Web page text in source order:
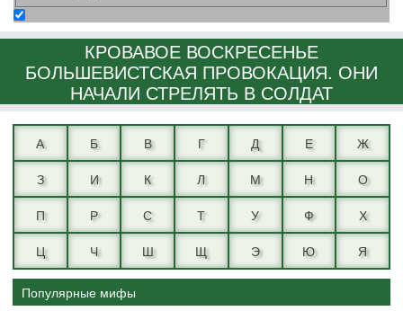
КРОВАВОЕ ВОСКРЕСЕНЬЕ
БОЛЬШЕВИСТСКАЯ ПРОВОКАЦИЯ. ОНИ
НАЧАЛИ СТРЕЛЯТЬ В СОЛДАТ
А Б В Г Д Е
Ж
З
И К Л М Н
О
П
Р С Т У Ф
Х
Ц
Ч Ш Щ Э Ю Я
Популярные мифы